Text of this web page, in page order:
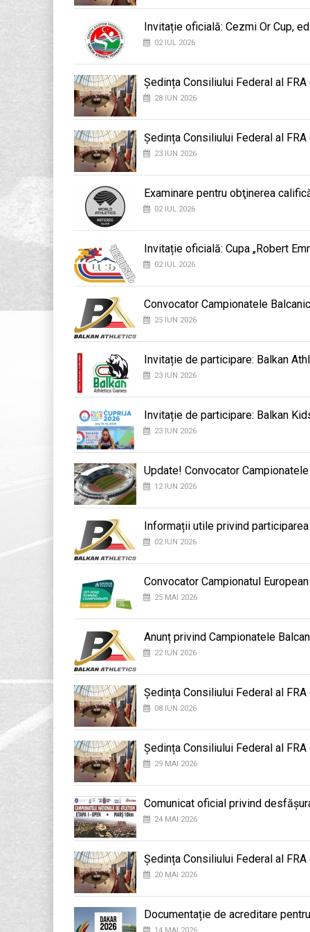
Invitație oficială: Cezmi Or Cup,
02 IUL 2026
Ședința Consiliului Federal al
28 IUN 2026
Ședința Consiliului Federal al
23 IUN 2026
Examinare pentru obţinerea
02 IUL 2026
Invitație oficială: Cupa „Robert
02 IUL 2026
Convocator Campionatele
25 IUN 2026
Invitație de participare: Balkan
23 IUN 2026
Invitație de participare: Balkan
23 IUN 2026
Update! Convocator
12 IUN 2026
Informații utile privind
02 IUN 2026
Convocator Campionatul
25 MAI 2026
Anunț privind Campionatele
22 IUN 2026
Ședința Consiliului Federal al
08 IUN 2026
Ședința Consiliului Federal al
29 MAI 2026
Comunicat oficial privind
24 MAI 2026
Ședința Consiliului Federal al
20 MAI 2026
Documentație de acreditare